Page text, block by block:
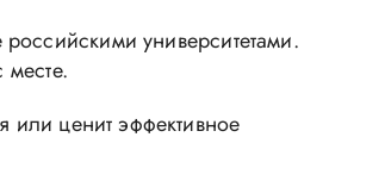
университетами.
или ценит эффективное